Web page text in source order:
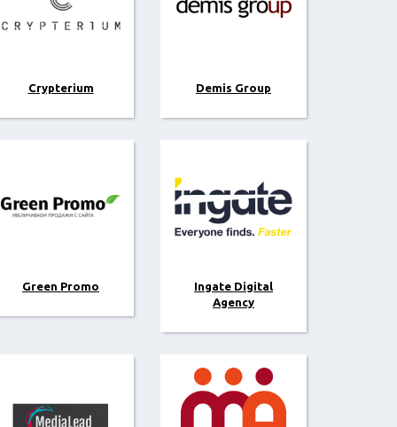
Crypterium Demis Group
Green Promo
Ingate Digital
Agency